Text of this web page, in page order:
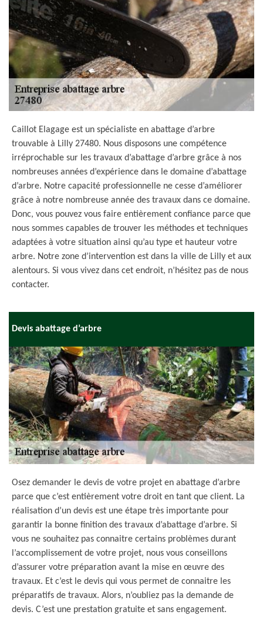
Caillot Elagage est un spécialiste en abattage d’arbre
trouvable à Lilly 27480. Nous disposons une compétence
irréprochable sur les travaux d’abattage d’arbre grâce à nos
nombreuses années d’expérience dans le domaine d’abattage
d’arbre. Notre capacité professionnelle ne cesse d’améliorer
grâce à notre nombreuse année des travaux dans ce domaine.
Donc, vous pouvez vous faire entièrement confiance parce que
nous sommes capables de trouver les méthodes et techniques
adaptées à votre situation ainsi qu’au type et hauteur votre
arbre. Notre zone d’intervention est dans la ville de Lilly et aux
alentours. Si vous vivez dans cet endroit, n’hésitez pas de nous
contacter.
Devis abattage d’arbre
Osez demander le devis de votre projet en abattage d’arbre
parce que c’est entièrement votre droit en tant que client. La
réalisation d’un devis est une étape très importante pour
garantir la bonne finition des travaux d’abattage d’arbre. Si
vous ne souhaitez pas connaitre certains problèmes durant
l’accomplissement de votre projet, nous vous conseillons
d’assurer votre préparation avant la mise en œuvre des
travaux. Et c’est le devis qui vous permet de connaitre les
préparatifs de travaux. Alors, n’oubliez pas la demande de
devis. C’est une prestation gratuite et sans engagement.